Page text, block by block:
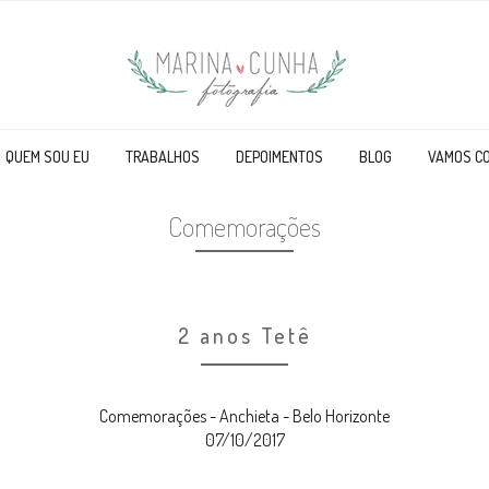
QUEM SOU EU TRABALHOS DEPOIMENTOS BLOG VAMOS
Comemorações
2 anos Tetê
Comemorações - Anchieta - Belo Horizonte
07/10/2017